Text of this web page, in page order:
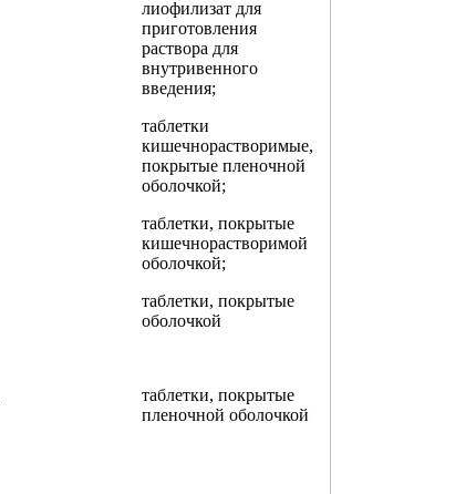
лиофилизат для
приготовления
раствора для
внутривенного
введения;
таблетки
кишечнорастворимые,
покрытые пленочной
оболочкой;
таблетки, покрытые
кишечнорастворимой
оболочкой;
таблетки, покрытые
оболочкой
таблетки, покрытые
пленочной оболочкой